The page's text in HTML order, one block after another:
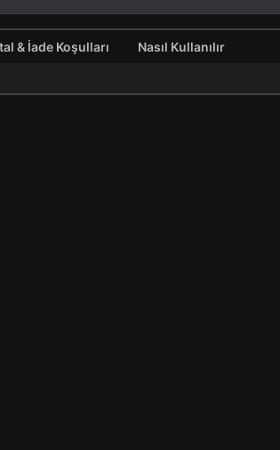
& İade Koşulları Nasıl Kullanılır